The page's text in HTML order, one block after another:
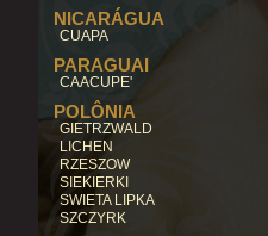
NICARÁGUA
CUAPA
PARAGUAI
CAACUPE'
POLÔNIA
GIETRZWALD
LICHEN
RZESZOW
SIEKIERKI
SWIETA LIPKA
SZCZYRK